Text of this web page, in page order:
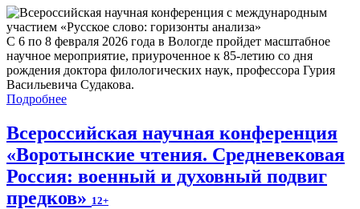
С 6 по 8 февраля 2026 года в Вологде пройдет масштабное
научное мероприятие, приуроченное к 85-летию со дня
рождения доктора филологических наук, профессора Гурия
Васильевича Судакова.
Подробнее
Всероссийская научная конференция
«Воротынские чтения. Средневековая
Россия: военный и духовный подвиг
предков» 12+